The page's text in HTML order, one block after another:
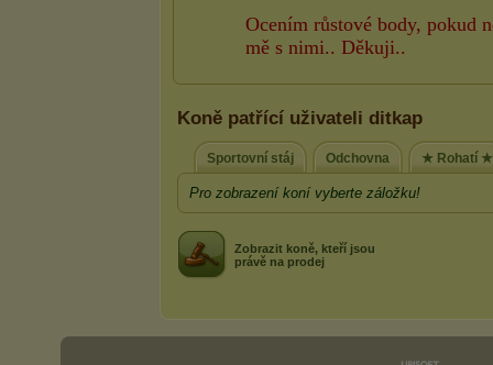
Koně patřící uživateli ditkap
Sportovní stáj Odchovna ★ Rohatí ★
Pro zobrazení koní vyberte záložku!
Zobrazit koně, kteří jsou
právě na prodej